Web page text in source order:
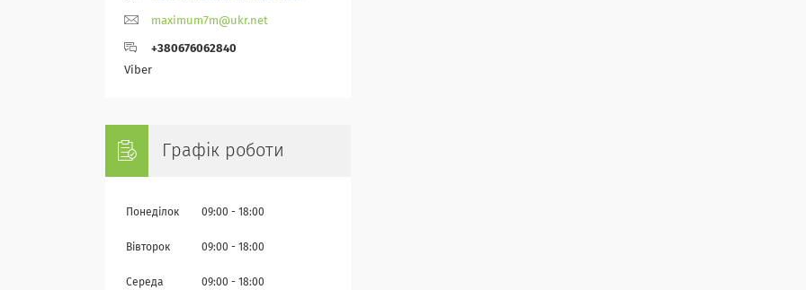
maximum7m@ukr.net
+380676062840
Viber
Графік роботи
Понеділок 09:00 18:00
Вівторок 09:00 18:00
Середа 09:00 18:00